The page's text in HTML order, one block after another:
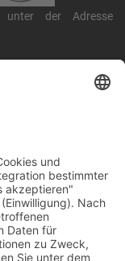
der Adresse